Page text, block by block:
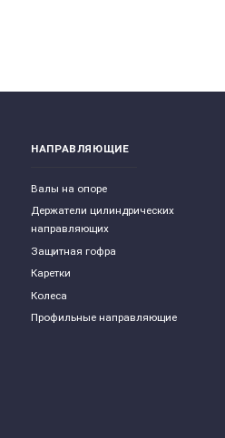
НАПРАВЛЯЮЩИЕ
Валы на опоре
Держатели цилиндрических
направляющих
Защитная гофра
Каретки
Колеса
Профильные направляющие